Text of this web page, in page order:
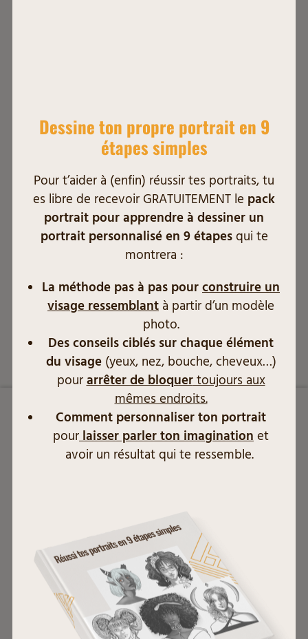
vos dessins
Personnage 0 commentaire
N'en avez-vous pas marre de voir et/ou dessiner
tout le temps les mêmes silhouettes ? Et si on
apportait un peu de diversité à tout ça ? Dessiner le
corps humain a toujours été d’actualité à travers
Continuer La Lecture
Encore plus d'astuces
carolinetsnt_drawing
Illustratrice Blogueuse
Dessine ton propre portrait en 9
étapes simples
Pour t’aider à (enfin) réussir tes portraits, tu
es libre de recevoir GRATUITEMENT le pack
portrait pour apprendre à dessiner un
portrait personnalisé en 9 étapesqui te
montrera :
La méthode pas à pas pour construire un
visage ressemblant à partir d’un modèle
photo.
Des conseils ciblés sur chaque élément
du visage(yeux, nez, bouche, cheveux…)
pour arrêter de bloquertoujours aux
mêmes endroits.
Comment personnaliser ton portrait
pour laisser parler ton imagination et
avoir un résultat qui te ressemble.